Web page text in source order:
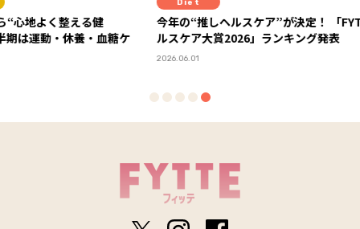
糖ケ
今年の“推しヘルスケア”が決定！ 「FYTTEヘ
ルスケア大賞2026」ランキング発表
１本で
践する